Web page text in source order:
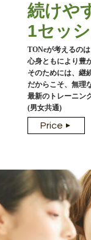
続けや
1セッ
TONeが考えるの
心身ともにより豊
そのためには、継
だからこそ、無理
最新のトレーニン
(男女共通)
Price ▼